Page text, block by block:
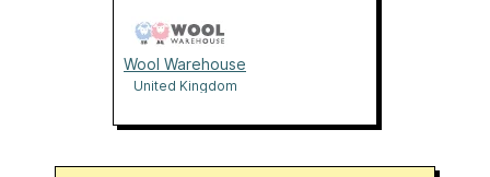
Wool Warehouse
United Kingdom